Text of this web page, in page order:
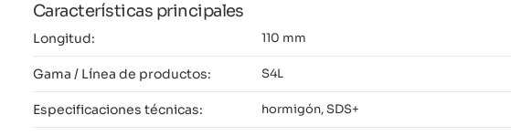
Características principales
Longitud: 110 mm
Gama / Línea de productos: S4L
Especificaciones técnicas: hormigón, SDS+